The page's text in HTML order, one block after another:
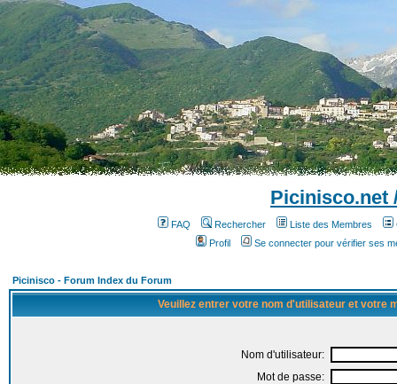
Picinisco.net
FAQ Rechercher Liste des Membres
Profil
Se connecter pour vérifier ses
Picinisco - Forum Index du Forum
Veuillez entrer votre nom d'utilisateur et votre
Nom d'utilisateur:
Mot de passe: